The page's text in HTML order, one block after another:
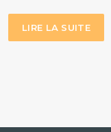
LIRE LA SUITE